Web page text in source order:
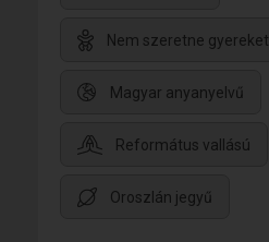
Nem szeretne gyereket
Magyar anyanyelvű
Református vallású
Oroszlán jegyű